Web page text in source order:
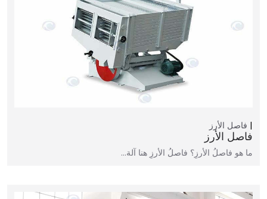
فاصل الأرز
فاصل الأرز
ما هو فاصلُ الأرزِ؟ فاصلُ الأرزِ هنا آلة…